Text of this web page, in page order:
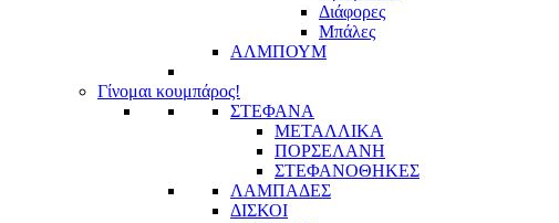
Διάφορες
Μπάλες
ΑΛΜΠΟΥΜ
Γίνομαι κουμπάρος!
ΣΤΕΦΑΝΑ
ΜΕΤΑΛΛΙΚΑ
ΠΟΡΣΕΛΑΝΗ
ΣΤΕΦΑΝΟΘΗΚΕΣ
ΛΑΜΠΑΔΕΣ
ΔΙΣΚΟΙ